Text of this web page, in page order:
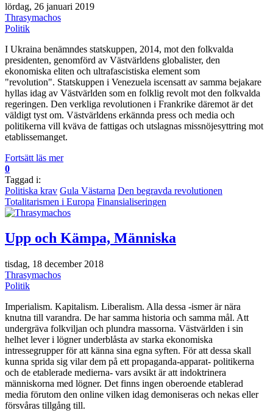
lördag, 26 januari 2019
Thrasymachos
Politik
I Ukraina benämndes statskuppen, 2014, mot den folkvalda
presidenten, genomförd av Västvärldens globalister, den
ekonomiska eliten och ultrafascistiska element som
"revolution". Statskuppen i Venezuela iscensatt av samma bejakare
hyllas idag av Västvärlden som en folklig revolt mot den folkvalda
regeringen. Den verkliga revolutionen i Frankrike däremot är det
väldigt tyst om. Västvärldens erkännda press och media och
politikerna vill kväva de fattigas och utslagnas missnöjesyttring mot
etablissemanget.
Fortsätt läs mer
0
Taggad i:
Politiska krav Gula Västarna Den begravda revolutionen
Totalitarismen i Europa Finansialiseringen
Upp och Kämpa, Människa
tisdag, 18 december 2018
Thrasymachos
Politik
Imperialism. Kapitalism. Liberalism. Alla dessa -ismer är nära
knutna till varandra. De har samma historia och samma mål. Att
undergräva folkviljan och plundra massorna. Västvärlden i sin
helhet lever i lögner underblåsta av starka ekonomiska
intressegrupper för att känna sina egna syften. För att dessa skall
kunna sprida sig vilar dem på ett propaganda-apparat- politikerna
och de etablerade medierna- vars avsikt är att indoktrinera
människorna med lögner. Det finns ingen oberoende etablerad
media förutom den online vilken idag demoniseras och nekas eller
försvåras tillgång till.